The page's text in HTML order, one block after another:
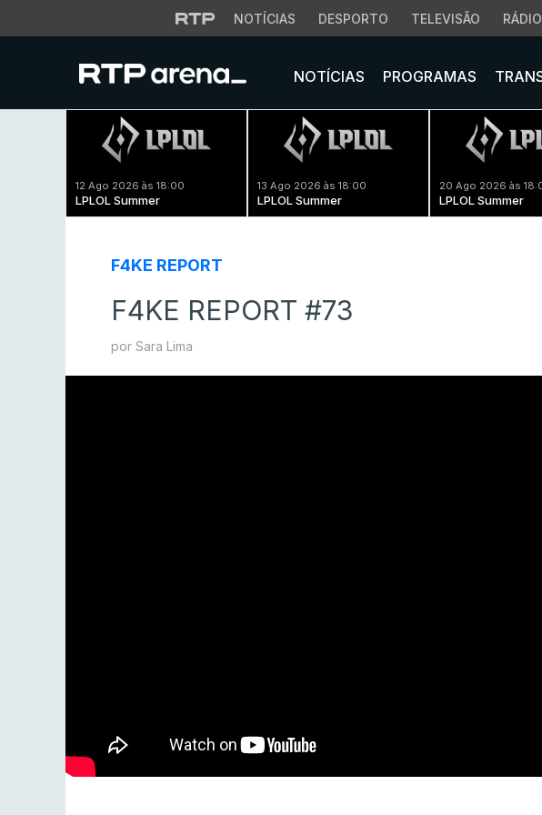
NOTÍCIAS DESPORTO TELEVISÃO RÁDIO
NOTÍCIAS PROGRAMAS
12 Ago 2026 às 18:00
LPLOL Summer
13 Ago 2026 às 18:00
LPLOL Summer
20 Ago 2026 às
LPLOL Summer
F4KE REPORT
F4KE REPORT #73
por Sara Lima